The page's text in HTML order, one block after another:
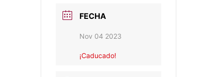
FECHA
Nov 04 2023
¡Caducado!